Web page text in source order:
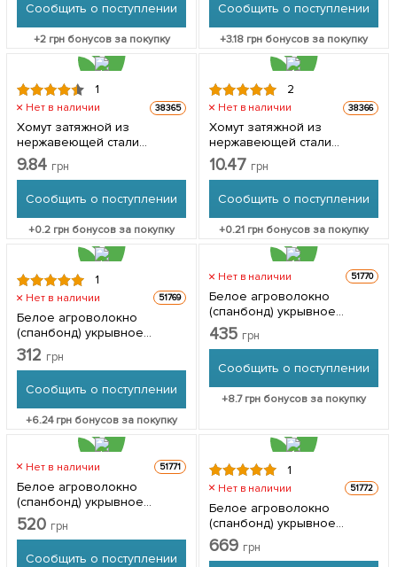
Сообщить о поступлении
+2грн бонусов за покупку
Сообщить о поступлении
+3.18 грн бонусов за покупку
1
Нет в наличии 38365
Хомут затяжной из
нержавеющей стали
диаметром 16-27 мм
9.84 грн
Сообщить о поступлении
+0.2 грн бонусов за покупку
2
Нет в наличии 38366
Хомут затяжной из
нержавеющей стали
диаметром 20-32 мм
10.47 грн
Сообщить о поступлении
+0.21грн бонусов за покупку
1
Нет в наличии 51769
Белое агроволокно
(спанбонд) укрывное
Ширина 3.2м, Длина 10м,
Плотность 19
312 грн
Сообщить о поступлении
+6.24грн бонусов за покупку
Нет в наличии 51770
Белое агроволокно
(спанбонд) укрывное
Ширина 3.2м, Длина 10м,
Плотность 23
435 грн
Сообщить о поступлении
+8.7грн бонусов за покупку
Нет в наличии 51771
Белое агроволокно
(спанбонд) укрывное
Ширина 3.2м, Длина 10м,
Плотность 30
520 грн
Сообщить о поступлении
1
Нет в наличии 51772
Белое агроволокно
(спанбонд) укрывное
Ширина 3.2м, Длина 10м,
Плотность 42
669 грн